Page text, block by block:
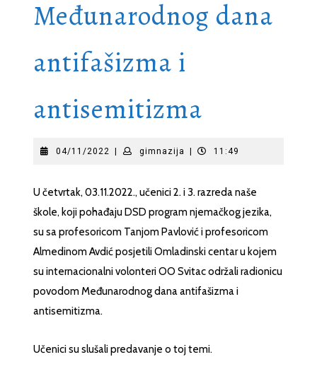
Međunarodnog dana
antifašizma i
antisemitizma
04/11/2022 04/11/2022gimnazija gimnazija
11:49
U četvrtak, 03.11.2022., učenici 2. i 3. razreda naše
škole, koji pohađaju DSD program njemačkog jezika,
su sa profesoricom Tanjom Pavlović i profesoricom
Almedinom Avdić posjetili Omladinski centar u kojem
su internacionalni volonteri OO Svitac održali radionicu
povodom Međunarodnog dana antifašizma i
antisemitizma.
Učenici su slušali predavanje o toj temi.